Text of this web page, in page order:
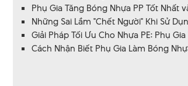
Phụ Gia Tăng Bóng Nhựa PP Tốt Nhất
Những Sai Lầm "Chết Người" Khi Sử
Giải Pháp Tối Ưu Cho Nhựa PE: Phụ
Cách Nhận Biết Phụ Gia Làm Bóng